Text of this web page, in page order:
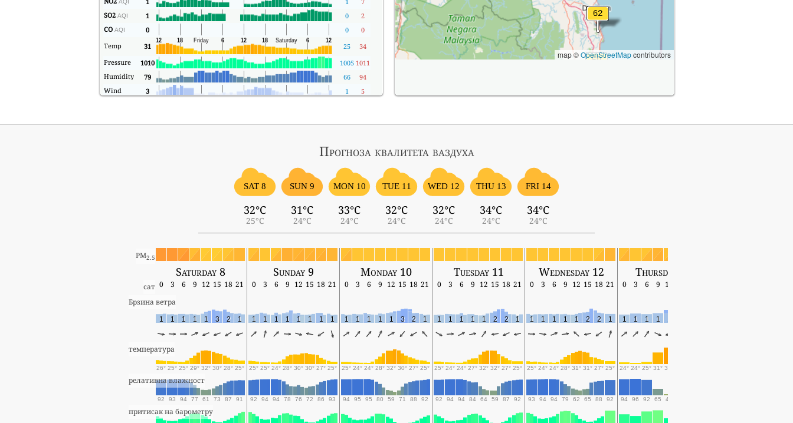
AQI
SO2 AQI 1 0
2
CO AQI 0 0
0
Temp
31 25
34
Pressure
1010 1005 1011
Humidity
79 66
94
Wind
3 1 5
map ©OpenStreetMapcontributors
Прогноза квалитета ваздуха
SAT 8
32°C
25°C
SUN 9
31°C
24°C
MON 10
33°C
24°C
TUE 11
32°C
24°C
WED 12
32°C
24°C
THU 13
34°C
24°C
FRI 14
34°C
24°C
PM2.5
Saturday 8 Sunday 9 Monday 10 Tuesday 11 Wednesday 12 Thursday 13
сат 0 3 6 9 12 15 18 21 0 3 6 9 12 15 18 21 0 3 6 9 12 15 18 21 0 3 6 9 12 15 18 21 0 3 6 9 12 15 18 21 0 3 6 9 12
Брзина ветра
1 1 1 1 1 3 2 1 1 1 1 1 1 1 1 1 1 1 1 1 1 3 2 1 1 1 1 1 1 2 2 1 1 1 1 1 1 2 2 1 1 1 1 1
температура
26° 25° 25° 29° 32° 30° 28° 25° 25° 25° 24° 28° 30° 30° 27° 25° 25° 24° 24° 28° 32° 30° 27° 25° 25° 24° 24° 27° 32° 32° 27° 25° 25° 24° 24° 28° 31° 31° 27° 25° 24° 24° 25° 31° 34°
релативна влажност
92 93 94 77 61 73 87 91 92 94 94 78 76 72 86 93 94 95 95 80 59 71 88 92 92 94 94 84 64 59 87 92 93 94 94 79 62 65 88 92 94 96 92 65 48
притисак на барометру